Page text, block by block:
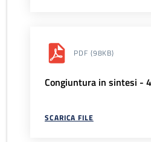
PDF (98KB)
Congiuntura in sintesi -
SCARICA FILE